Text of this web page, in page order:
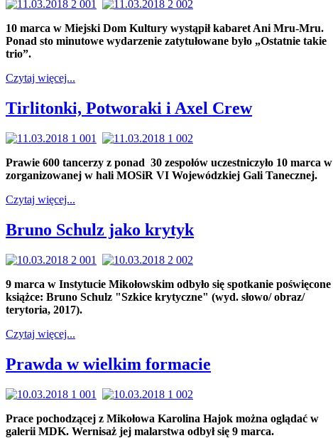
10 marca w Miejski Dom Kultury wystąpił kabaret Ani Mru-Mru.
Ponad sto minutowe wydarzenie zatytułowane było „Ostatnie takie
trio”.
Czytaj więcej...
Tirlitonki, Potworaki i Axel Crew
Prawie 600 tancerzy z ponad 30 zespołów uczestniczyło 10 marca w
zorganizowanej w hali MOSiR VI Wojewódzkiej Gali Tanecznej.
Czytaj więcej...
Bruno Schulz jako krytyk
9 marca w Instytucie Mikołowskim odbyło się spotkanie poświęcone
książce: Bruno Schulz "Szkice krytyczne" (wyd. słowo/ obraz/
terytoria, 2017).
Czytaj więcej...
Prawda w wielkim formacie
Prace pochodzącej z Mikołowa Karolina Hajok można oglądać w
galerii MDK. Wernisaż jej malarstwa odbył się 9 marca.